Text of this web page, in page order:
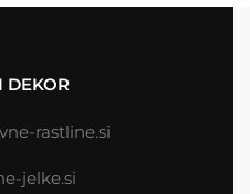
DEKOR
rastline.si
jelke.si